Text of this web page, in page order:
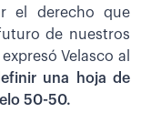
el derecho que
de nuestros
Velasco al
una hoja de
50-50.